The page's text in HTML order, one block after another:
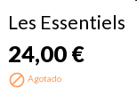
Les Essentiels
24,00 €
 Agotado